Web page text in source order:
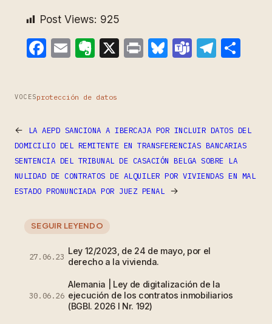
Post Views: 925
Facebook
EmailEvernote
X PrintBluesky
Teams
VOCESprotección de datos
←
LA AEPD SANCIONA A IBERCAJA POR INCLUIR DATOS DEL
DOMICILIO DEL REMITENTE EN TRANSFERENCIAS BANCARIAS
SENTENCIA DEL TRIBUNAL DE CASACIÓN BELGA SOBRE LA
NULIDAD DE CONTRATOS DE ALQUILER POR VIVIENDAS EN MAL
ESTADO PRONUNCIADA POR JUEZ PENAL
→
SEGUIR LEYENDO
27.06.23
Ley 12/2023, de 24 de mayo, por el
derecho a la vivienda.
30.06.26
Alemania | Ley de digitalización de la
ejecución de los contratos inmobiliarios
(BGBl. 2026 I Nr. 192)